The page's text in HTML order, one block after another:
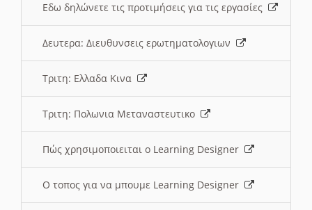
Εδω δηλώνετε τις προτιμήσεις για τις εργασίες
Δευτερα: Διευθυνσεις ερωτηματολογιων
Τριτη: Ελλαδα Κινα
Τριτη: Πολωνια Μεταναστευτικο
Πώς χρησιμοποιειται ο Learning Designer
O τοπος για να μπουμε Learning Designer